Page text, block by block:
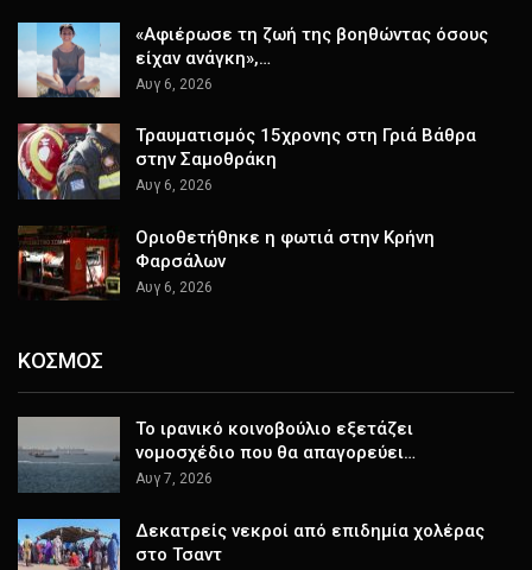
«Αφιέρωσε τη ζωή της βοηθώντας όσους
είχαν ανάγκη»,…
Αυγ 6, 2026
Τραυματισμός 15χρονης στη Γριά Βάθρα
στην Σαμοθράκη
Αυγ 6, 2026
Οριοθετήθηκε η φωτιά στην Κρήνη
Φαρσάλων
Αυγ 6, 2026
ΚΟΣΜΟΣ
Το ιρανικό κοινοβούλιο εξετάζει
νομοσχέδιο που θα απαγορεύει…
Αυγ 7, 2026
Δεκατρείς νεκροί από επιδημία χολέρας
στο Τσαντ